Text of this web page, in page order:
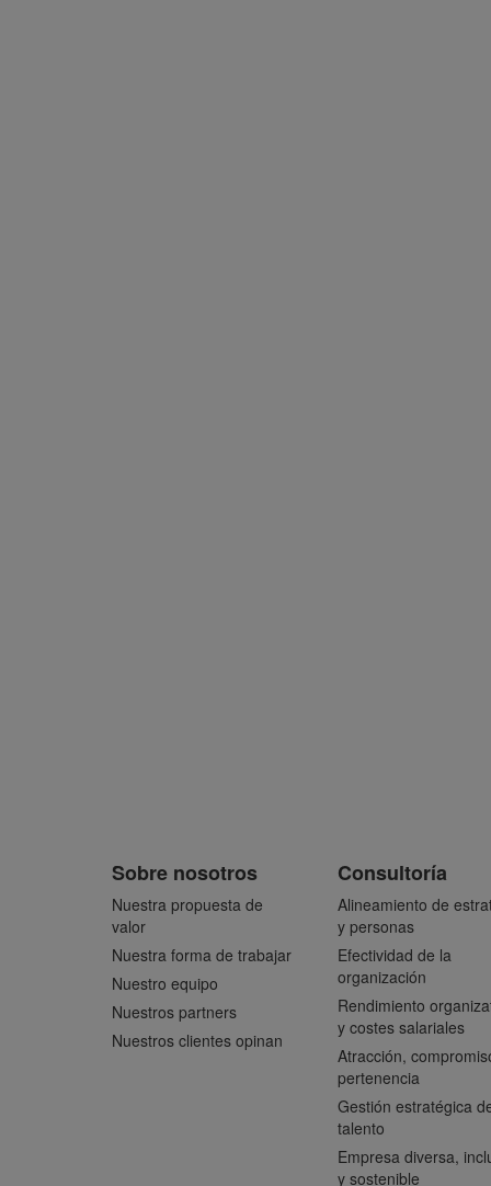
Sobre nosotros
Nuestra propuesta de
valor
Nuestra forma de trabajar
Nuestro equipo
Nuestros partners
Nuestros clientes opinan
Consultoría
Alineamiento de
y personas
Efectividad de la
organización
Rendimiento
y costes salariales
Atracción,
pertenencia
Gestión estratégica
talento
Empresa diversa,
y sostenible